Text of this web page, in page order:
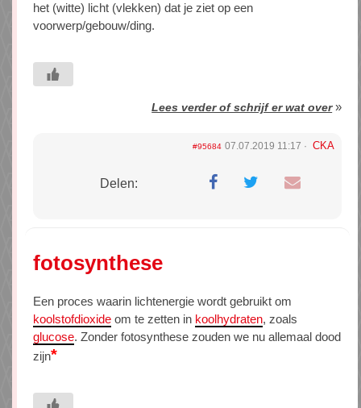
het (witte) licht (vlekken) dat je ziet op een
voorwerp/gebouw/ding.
Lees verder of schrijf er wat over»
#95684 07.07.2019 11:17 CKA
Delen:
fotosynthese
Een proces waarin lichtenergie wordt gebruikt om
koolstofdioxide om te zetten in koolhydraten, zoals
glucose. Zonder fotosynthese zouden we nu allemaal dood
zijn*